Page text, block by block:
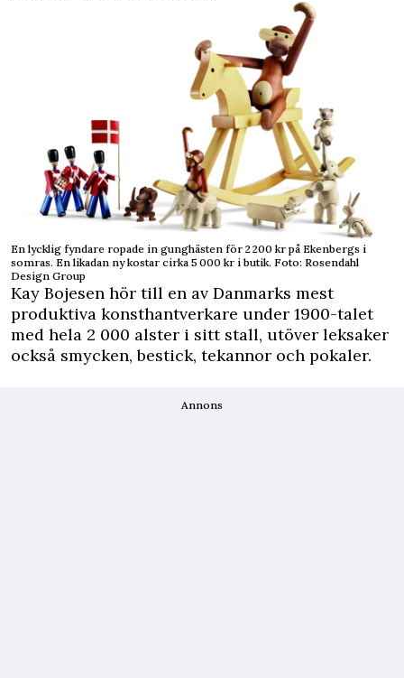
En lycklig fyndare ropade in gunghästen för 2 200 kr på Ekenbergs i
somras. En likadan ny kostar cirka 5 000 kr i butik. Foto: Rosendahl
Design Group
Kay Bojesen hör till en av Danmarks mest
produktiva konsthantverkare under 1900-talet
med hela 2 000 alster i sitt stall, utöver leksaker
också smycken, bestick, tekannor och pokaler.
Annons